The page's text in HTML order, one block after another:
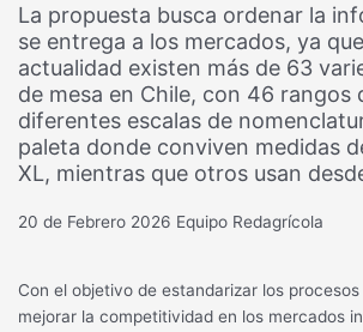
La propuesta busca ordenar la
se entrega a los mercados, ya
actualidad existen más de 63
de mesa en Chile, con 46 rangos
diferentes escalas de
paleta donde conviven medidas
XL, mientras que otros usan
20 de Febrero 2026 Equipo Redagrícola
Con el objetivo de estandarizar los
mejorar la competitividad en los mercados